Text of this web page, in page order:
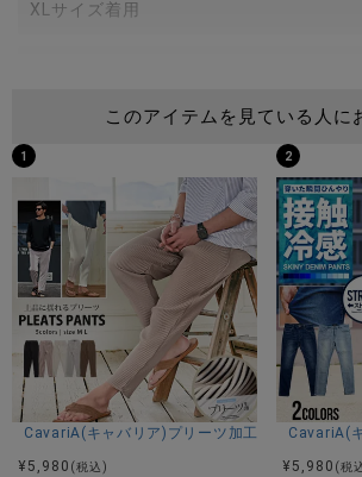
XLサイズ着用
普段着用サイズ：M～L
Lサイズ着用
スタッフC(173cm/60kg)
体型：細身
普段着用サイズ：M
Mサイズ着用
商品説明
BITTER STORE(ビターストア)にCavariA
このアイテムを見ている人に
1
CavariA(キャバリア)プリーツ加工イージーロン
¥ 5,980 (税込)
2
CavariA(
¥ 5,980 (税